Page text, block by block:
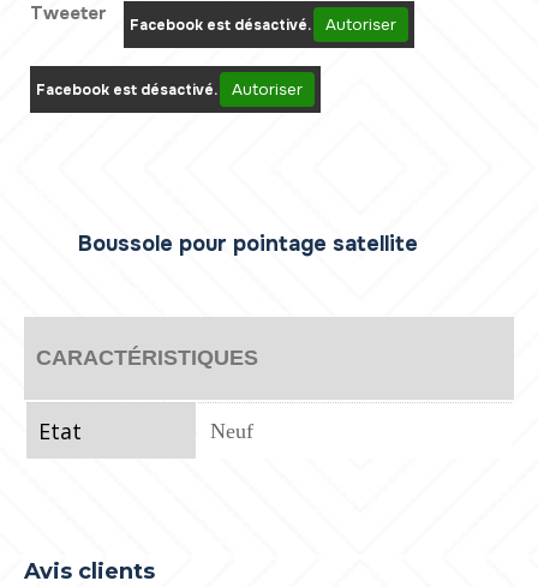
Tweeter Facebook est désactivé. Autoriser
Facebook est désactivé. Autoriser
Boussole pour pointage satellite
CARACTÉRISTIQUES
Etat Neuf
Avis clients